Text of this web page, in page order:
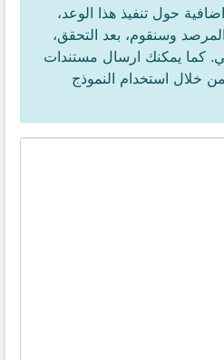
حول تنفيذ هذا الوعد،
وسنقوم، بعد التحقق،
كما يمكنك ارسال مستندات
خلال استخدام النموذج